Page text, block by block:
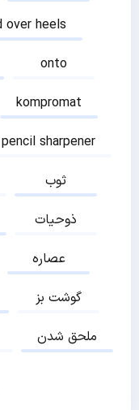
over heels
onto
kompromat
pencil sharpener
ثوب
ذوحیات
عصاره
گوشت بز
ملحق شدن